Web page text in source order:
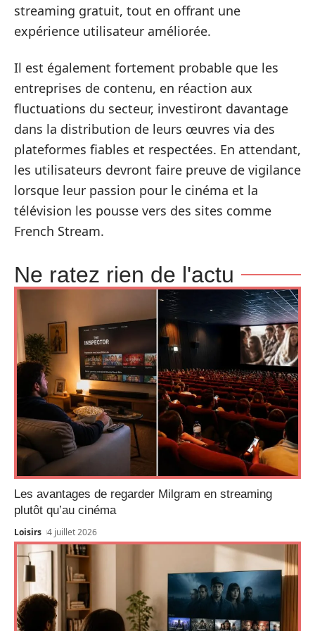
streaming gratuit, tout en offrant une
expérience utilisateur améliorée.
Il est également fortement probable que les
entreprises de contenu, en réaction aux
fluctuations du secteur, investiront davantage
dans la distribution de leurs œuvres via des
plateformes fiables et respectées. En attendant,
les utilisateurs devront faire preuve de vigilance
lorsque leur passion pour le cinéma et la
télévision les pousse vers des sites comme
French Stream.
Ne ratez rien de l'actu
Les avantages de regarder Milgram en streaming
plutôt qu’au cinéma
Loisirs 4 juillet 2026